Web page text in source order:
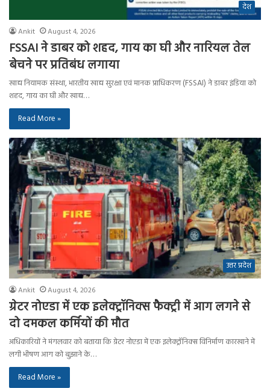
देश
Ankit August 4, 2026
FSSAI ने डाबर को शहद, गाय का घी और नारियल तेल
बेचने पर प्रतिबंध लगाया
खाद्य नियामक संस्था, भारतीय खाद्य सुरक्षा एवं मानक प्राधिकरण (FSSAI) ने डाबर इंडिया को
शहद, गाय का घी और खाद्य…
Read More »
उत्तर प्रदेश
Ankit August 4, 2026
ग्रेटर नोएडा में एक इलेक्ट्रॉनिक्स फैक्ट्री में आग लगने से
दो दमकल कर्मियों की मौत
अधिकारियों ने मंगलवार को बताया कि ग्रेटर नोएडा में एक इलेक्ट्रॉनिक्स विनिर्माण कारखाने में
लगी भीषण आग को बुझाने के…
Read More »